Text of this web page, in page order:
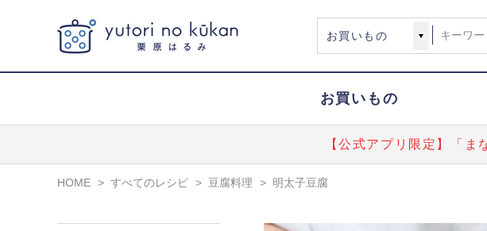
お買いもの
【公式アプリ限定】「
HOME > すべてのレシピ > 豆腐料理 > 明太子豆腐